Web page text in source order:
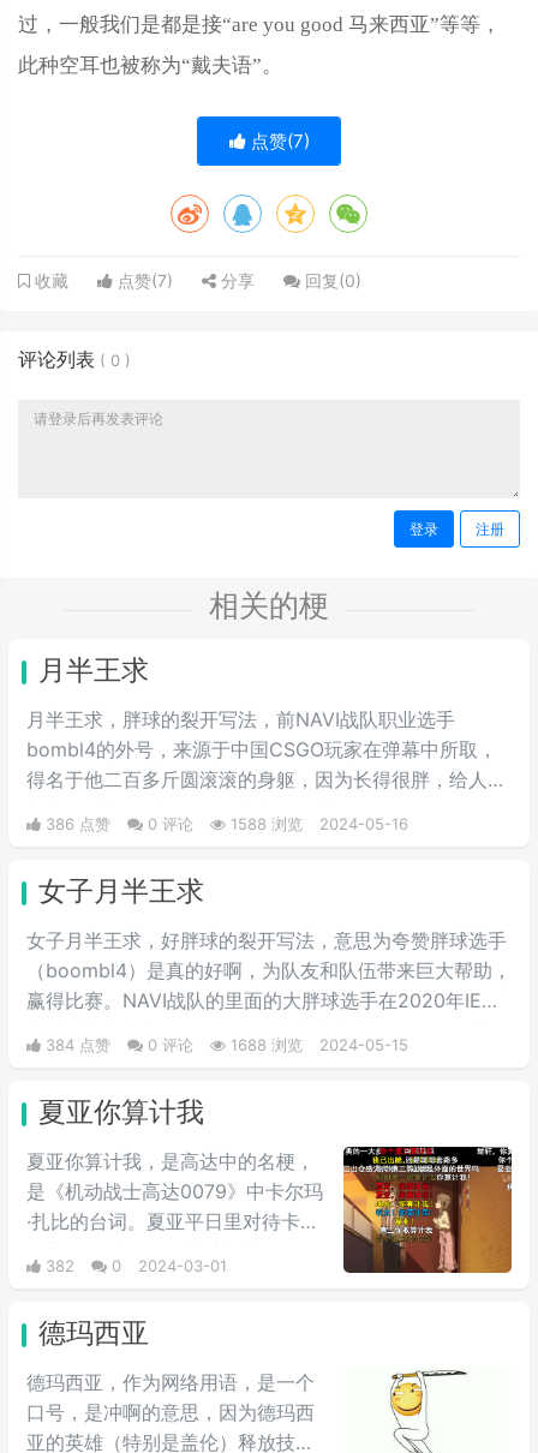
过，一般我们是都是接“are you good 马来西亚”等等，
此种空耳也被称为“戴夫语”。
点赞(7)
收藏 点赞(7) 分享 回复(0)
评论列表 ( 0 )
登录 注册
相关的梗
月半王求
月半王求，胖球的裂开写法，前NAVI战队职业选手
bombl4的外号，来源于中国CSGO玩家在弹幕中所取，
得名于他二百多斤圆滚滚的身躯，因为长得很胖，给人圆
386 点赞 0 评论 1588 浏览 2024-05-16
女子月半王求
女子月半王求，好胖球的裂开写法，意思为夸赞胖球选手
（boombl4）是真的好啊，为队友和队伍带来巨大帮助，
赢得比赛。NAVI战队的里面的大胖球选手在2020年IEM
卡托维兹比赛中超级发挥，在决赛中直接化身邪恶胖球，
带领NAVI战队战胜A队和G2，夺得冠军。
384 点赞 0 评论 1688 浏览 2024-05-15
夏亚你算计我
夏亚你算计我，是高达中的名梗，
是《机动战士高达0079》中卡尔玛
·扎比的台词。夏亚平日里对待卡尔
玛完全是以友人的关系相处，但是
说到头卡尔玛也是夏亚的仇人扎比
中，自然是盘算着何时送葬这位“友
人”，尽管夏亚也承认卡尔玛作为友
人不错，不过还是用计谋误导他陷
入被击落的境地，并且大笑。
382 0 2024-03-01
德玛西亚
德玛西亚，作为网络用语，是一个
口号，是冲啊的意思，因为德玛西
亚的英雄（特别是盖伦）释放技能